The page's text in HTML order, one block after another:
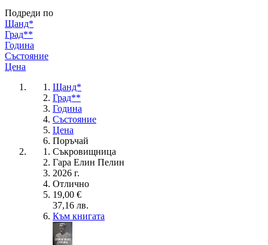
Подреди по
Щанд*
Град**
Година
Състояние
Цена
Щанд*
Град**
Година
Състояние
Цена
Поръчай
Съкровищница
Гара Елин Пелин
2026 г.
Отлично
19,00 €
37,16 лв.
Към книгата